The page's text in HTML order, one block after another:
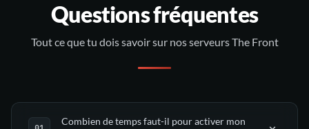
Questions fréquentes
Tout ce que tu dois savoir sur nos serveurs The Front
Combien de temps faut-il pour activer mon